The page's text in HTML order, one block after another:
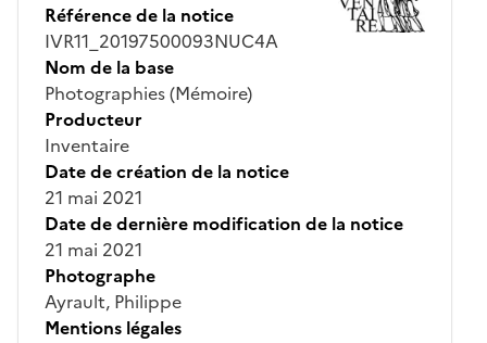
Référence de la notice
IVR11_20197500093NUC4A
Nom de la base
Photographies (Mémoire)
Producteur
Inventaire
Date de création de la notice
21 mai 2021
Date de dernière modification de la notice
21 mai 2021
Photographe
Ayrault, Philippe
Mentions légales